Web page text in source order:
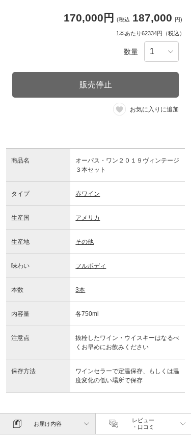
170,000円 (税込 187,000 円)
1本あたり62334円（税込）
数量
販売停止
お気に入りに追加
商品名
オーパス・ワン２０１９ヴィンテージ
３本セット
タイプ 赤ワイン
生産国 アメリカ
生産地 その他
味わい フルボディ
本数 3本
内容量 各750ml
注意点
抜栓したワイン・ウイスキーはなるべ
くお早めにお飲みください
保存方法
ワインセラーで定温保存、もしくは温
度変化の低い場所で保存
お届け内容
レビュー
・口コミ